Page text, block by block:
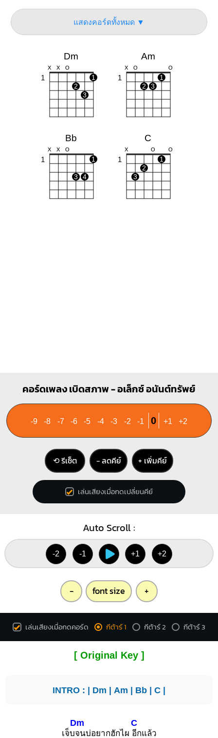
แสดงคอร์ดทั้งหมด ▼
Dm
X X O
1
1
2
3
Am
X O O
1
1
2
3
Bb
X X O
1 1
3 4
C
X O O
1
1
2
3
คอร์ดเพลง เบิดสภาพ - อเล็กซ์ อนันต์ทรัพย์
-9 -8 -7 -6 -5 -4 -3 -2 -1 0 +1 +2
⟲ รีเซ็ต − ลดคีย์ + เพิ่มคีย์
เล่นเสียงเมื่อกดเปลี่ยนคีย์
Auto Scroll :
-2 -1 +1 +2
- font size +
เล่นเสียงเมื่อกดคอร์ด กีต้าร์ 1 กีต้าร์ 2 กีต้าร์ 3
[ Original Key ]
INTRO : | Dm | Am | Bb | C |
เจ็บ
Dm
จนบ่อยากฮักไผ
C
อีกแล้ว